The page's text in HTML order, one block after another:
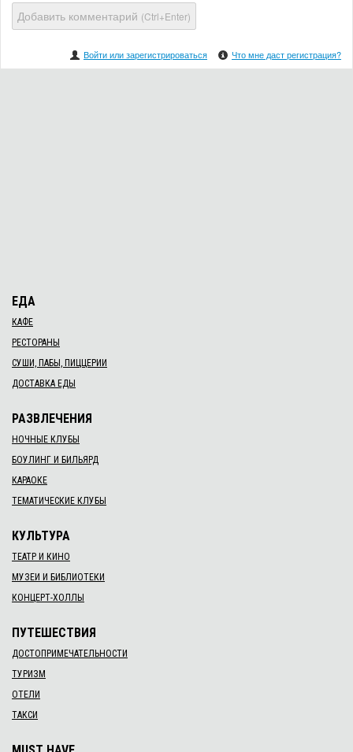
Добавить комментарий (Ctrl+Enter)
Войти или зарегистрироваться Что мне даст регистрация?
ЕДА
КАФЕ
РЕСТОРАНЫ
СУШИ, ПАБЫ, ПИЦЦЕРИИ
ДОСТАВКА ЕДЫ
РАЗВЛЕЧЕНИЯ
НОЧНЫЕ КЛУБЫ
БОУЛИНГ И БИЛЬЯРД
КАРАОКЕ
ТЕМАТИЧЕСКИЕ КЛУБЫ
КУЛЬТУРА
ТЕАТР И КИНО
МУЗЕИ И БИБЛИОТЕКИ
КОНЦЕРТ-ХОЛЛЫ
ПУТЕШЕСТВИЯ
ДОСТОПРИМЕЧАТЕЛЬНОСТИ
ТУРИЗМ
ОТЕЛИ
ТАКСИ